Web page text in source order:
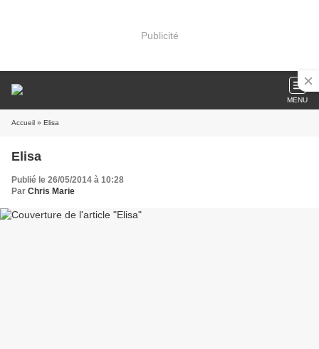
Publicité
MENU
Accueil » Elisa
Elisa
Publié le 26/05/2014 à 10:28
Par Chris Marie